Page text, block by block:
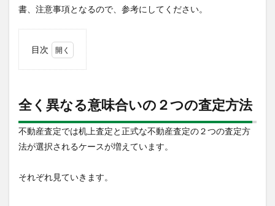
書、注意事項となるので、参考にしてください。
目次
る意
味合
いの
２つ
の査
1.1
全く異なる意味合いの２つの査定方法
不動産査定では机上査定と正式な不動産査定の２つの査定方
法が選択されるケースが増えています。
それぞれ見ていきます。